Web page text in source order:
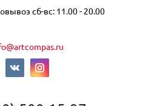
сб-вс: 11.00 - 20.00